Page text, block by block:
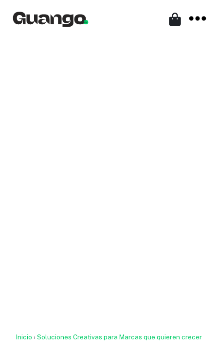
Inicio › Soluciones Creativas para Marcas que quieren crecer